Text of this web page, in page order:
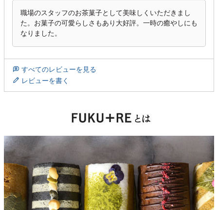
職場のスタッフのお茶菓子として美味しくいただきまし
た。お菓子の可愛らしさもあり大好評。一時の癒やしにも
なりました。
すべてのレビューを見る
レビューを書く